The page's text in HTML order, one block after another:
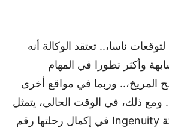
ناسا،.. تعتقد الوكالة أنه
وأكثر تطورا في المهام
المريخ،.. وربما في مواقع أخرى
ذلك، في الوقت الحالي، يتمثل
التحدي الحالي لشركة Ingenuity في إكمال رحلتها رقم